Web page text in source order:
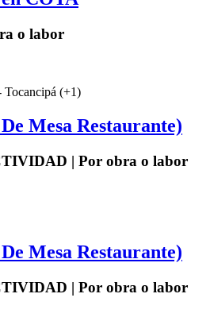
o labor
Tocancipá (+1)
Mesa Restaurante)
| Por obra o labor
Mesa Restaurante)
| Por obra o labor